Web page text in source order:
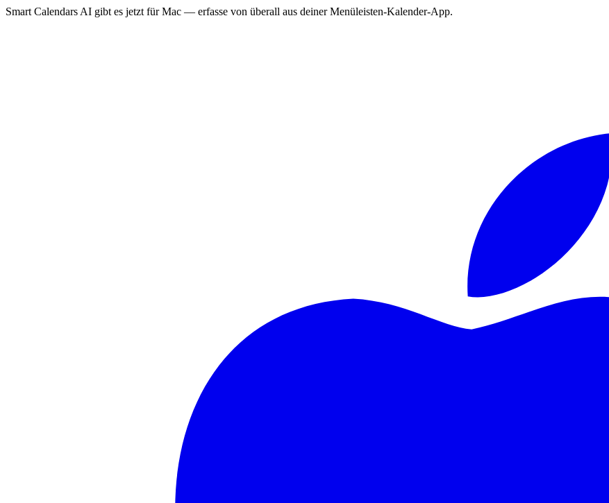
Smart Calendars AI gibt es jetzt für Mac — erfasse von überall aus deiner Menüleisten-Kalender-App.